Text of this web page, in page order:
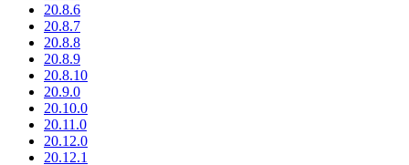
20.8.6
20.8.7
20.8.8
20.8.9
20.8.10
20.9.0
20.10.0
20.11.0
20.12.0
20.12.1